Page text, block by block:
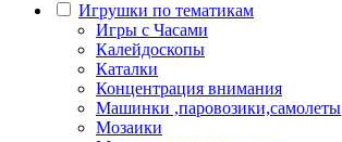
Игрушки по тематикам
Игры с Часами
Калейдоскопы
Каталки
Концентрация внимания
Машинки ,паровозики,самолеты
Мозаики